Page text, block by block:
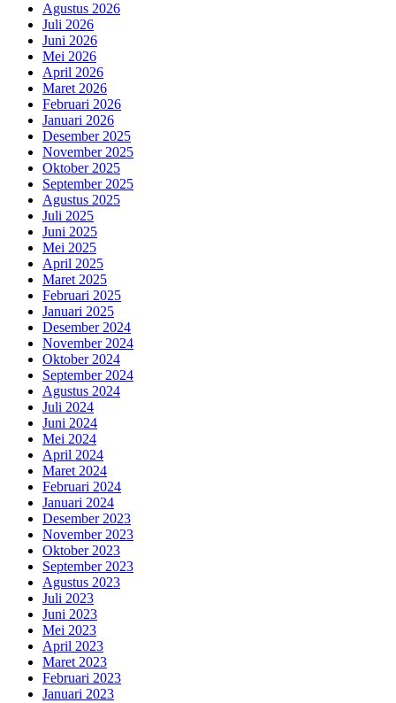
Agustus 2026
Juli 2026
Juni 2026
Mei 2026
April 2026
Maret 2026
Februari 2026
Januari 2026
Desember 2025
November 2025
Oktober 2025
September 2025
Agustus 2025
Juli 2025
Juni 2025
Mei 2025
April 2025
Maret 2025
Februari 2025
Januari 2025
Desember 2024
November 2024
Oktober 2024
September 2024
Agustus 2024
Juli 2024
Juni 2024
Mei 2024
April 2024
Maret 2024
Februari 2024
Januari 2024
Desember 2023
November 2023
Oktober 2023
September 2023
Agustus 2023
Juli 2023
Juni 2023
Mei 2023
April 2023
Maret 2023
Februari 2023
Januari 2023